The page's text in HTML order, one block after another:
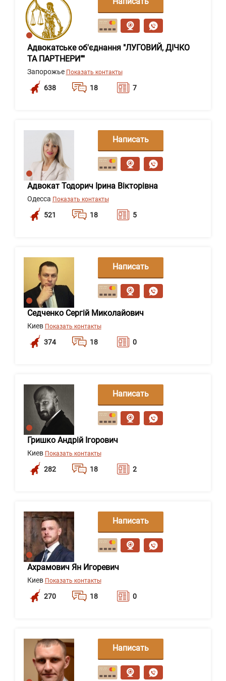
Адвокатське об'єднання "ЛУГОВИЙ, ДІЧКО
ТА ПАРТНЕРИ""
Запорожье Показать контакты
638 18 7
сообщение
Адвокат Тодорич Ірина Вікторівна
Одесса Показать контакты
521 18 5
Написать
сообщение
Седченко Сергій Миколайович
Киев Показать контакты
374 18 0
Написать
сообщение
Гришко Андрій Ігорович
Киев Показать контакты
282 18 2
Написать
сообщение
Ахрамович Ян Игоревич
Киев Показать контакты
270 18 0
Написать
сообщение
Написать
сообщение